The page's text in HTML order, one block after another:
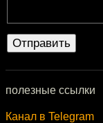
полезные ссылки
Канал в Telegram